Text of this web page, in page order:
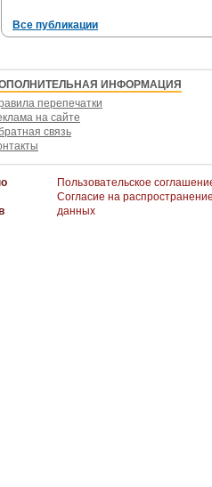
Все публикации
ИНФОРМАЦИЯ
перепечатки
на сайте
связь
Пользовательское
Согласие на
данных